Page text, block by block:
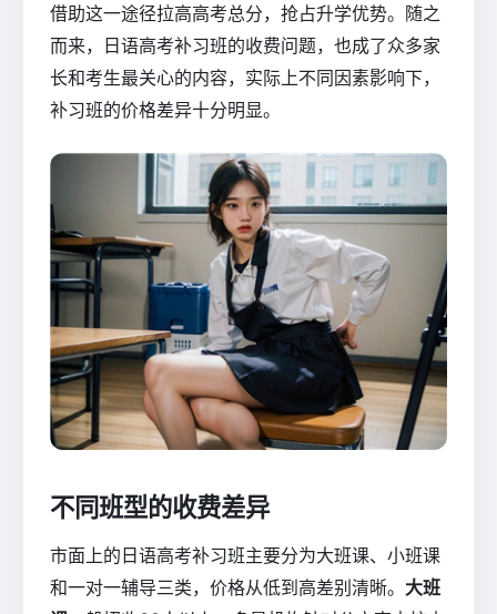
借助这一途径拉高高考总分，抢占升学优势。随之
而来，日语高考补习班的收费问题，也成了众多家
长和考生最关心的内容，实际上不同因素影响下，
补习班的价格差异十分明显。
不同班型的收费差异
市面上的日语高考补习班主要分为大班课、小班课
和一对一辅导三类，价格从低到高差别清晰。 大班